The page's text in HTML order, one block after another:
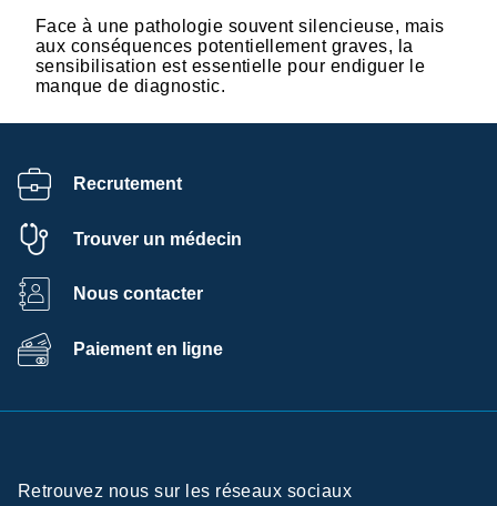
Face à une pathologie souvent silencieuse, mais
aux conséquences potentiellement graves, la
sensibilisation est essentielle pour endiguer le
manque de diagnostic.
Recrutement
Trouver un médecin
Nous contacter
Paiement en ligne
Retrouvez nous sur les réseaux sociaux